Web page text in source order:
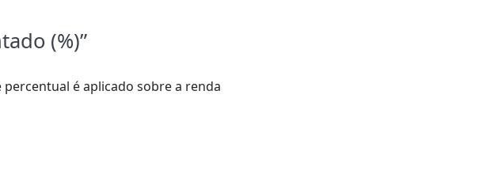
(%)”
é aplicado sobre a renda